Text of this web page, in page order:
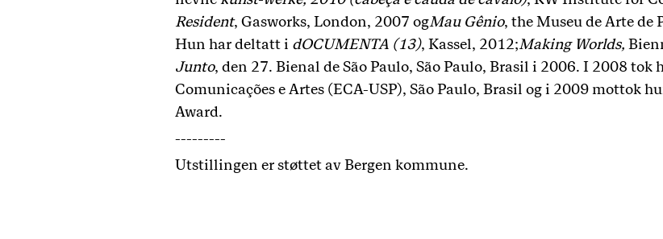
Resident, Gasworks, London, 2007 ogMau Gênio, the Museu de Arte de
Hun har deltatt i dOCUMENTA (13), Kassel, 2012;Making Worlds,
Junto, den 27. Bienal de São Paulo, São Paulo, Brasil i 2006. I 2008 tok
Comunicações e Artes (ECA-USP), São Paulo, Brasil og i 2009 mottok
Award.
---------
Utstillingen er støttet av Bergen kommune.